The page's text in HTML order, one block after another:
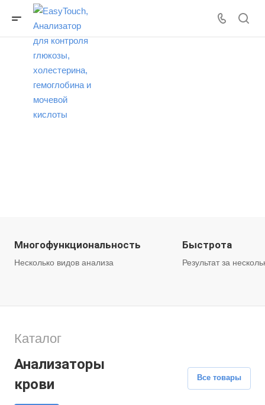
Многофункциональность
Несколько видов анализа
Быстрота
Результат за
Каталог
Анализаторы
крови
Все товары